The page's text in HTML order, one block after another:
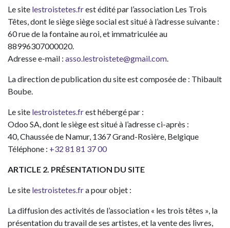
Le site lestroistetes.frest édité par l’association Les Trois
Têtes, dont le siège siège social est situé à l’adresse suivante :
60 rue de la fontaine au roi, et immatriculée au
88996307000020.
Adresse e-mail : asso.lestroistete@gmail.com.
La direction de publication du site est composée de : Thibault
Boube.
Le site lestroistetes.frest hébergé par :
Odoo SA, dont le siège est situé à l’adresse ci-après :
40, Chaussée de Namur, 1367 Grand-Rosière, Belgique
Téléphone : +32 81 81 37 00
ARTICLE 2. PRÉSENTATION DU SITE
Le site lestroistetes.fra pour objet :
La diffusion des activités de l’association « les trois têtes », la
présentation du travail de ses artistes, et la vente des livres,